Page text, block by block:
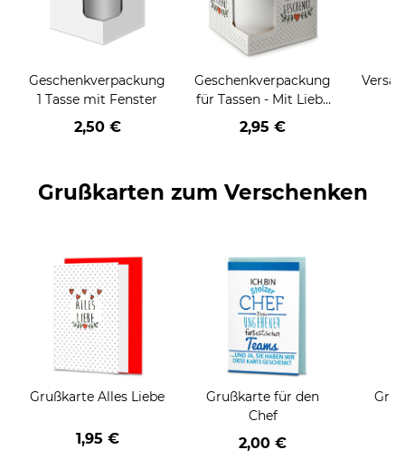
Geschenkverpackung
1 Tasse mit Fenster
2,50 €
Geschenkverpackung
für Tassen - Mit Liebe
geschenkt
2,95 €
Grußkarten zum Verschenken
Grußkarte Alles Liebe
1,95 €
Grußkarte für den
Chef
2,00 €